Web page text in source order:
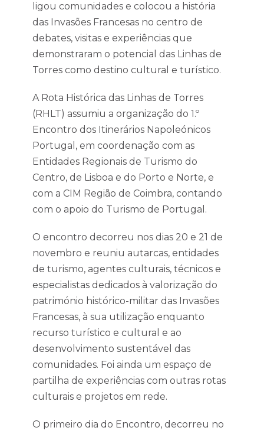
ligou comunidades e colocou a história
das Invasões Francesas no centro de
debates, visitas e experiências que
demonstraram o potencial das Linhas de
Torres como destino cultural e turístico.
A Rota Histórica das Linhas de Torres
(RHLT) assumiu a organização do 1.º
Encontro dos Itinerários Napoleónicos
Portugal, em coordenação com as
Entidades Regionais de Turismo do
Centro, de Lisboa e do Porto e Norte, e
com a CIM Região de Coimbra, contando
com o apoio do Turismo de Portugal.
O encontro decorreu nos dias 20 e 21 de
novembro e reuniu autarcas, entidades
de turismo, agentes culturais, técnicos e
especialistas dedicados à valorização do
património histórico-militar das Invasões
Francesas, à sua utilização enquanto
recurso turístico e cultural e ao
desenvolvimento sustentável das
comunidades. Foi ainda um espaço de
partilha de experiências com outras rotas
culturais e projetos em rede.
O primeiro dia do Encontro, decorreu no